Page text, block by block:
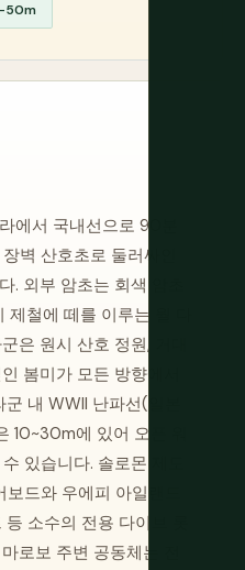
에서 국내선으로 90분
벽 산호초로 둘러싸인
. 외부 암초는 회색 암초
철에 떼를 이루는 월 다
은 원시 산호 정원, 거대
봄미가 모든 방향에서
내 WWII 난파선(일본
10~30m에 있어 오픈 워
있습니다. 솔로몬 제도
드와 우에피 아일랜드
소수의 전용 다이브 롯
로보 주변 공동체는 전